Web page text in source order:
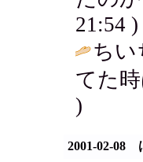
21:54 )
ちい
てた
)
2001-02-08